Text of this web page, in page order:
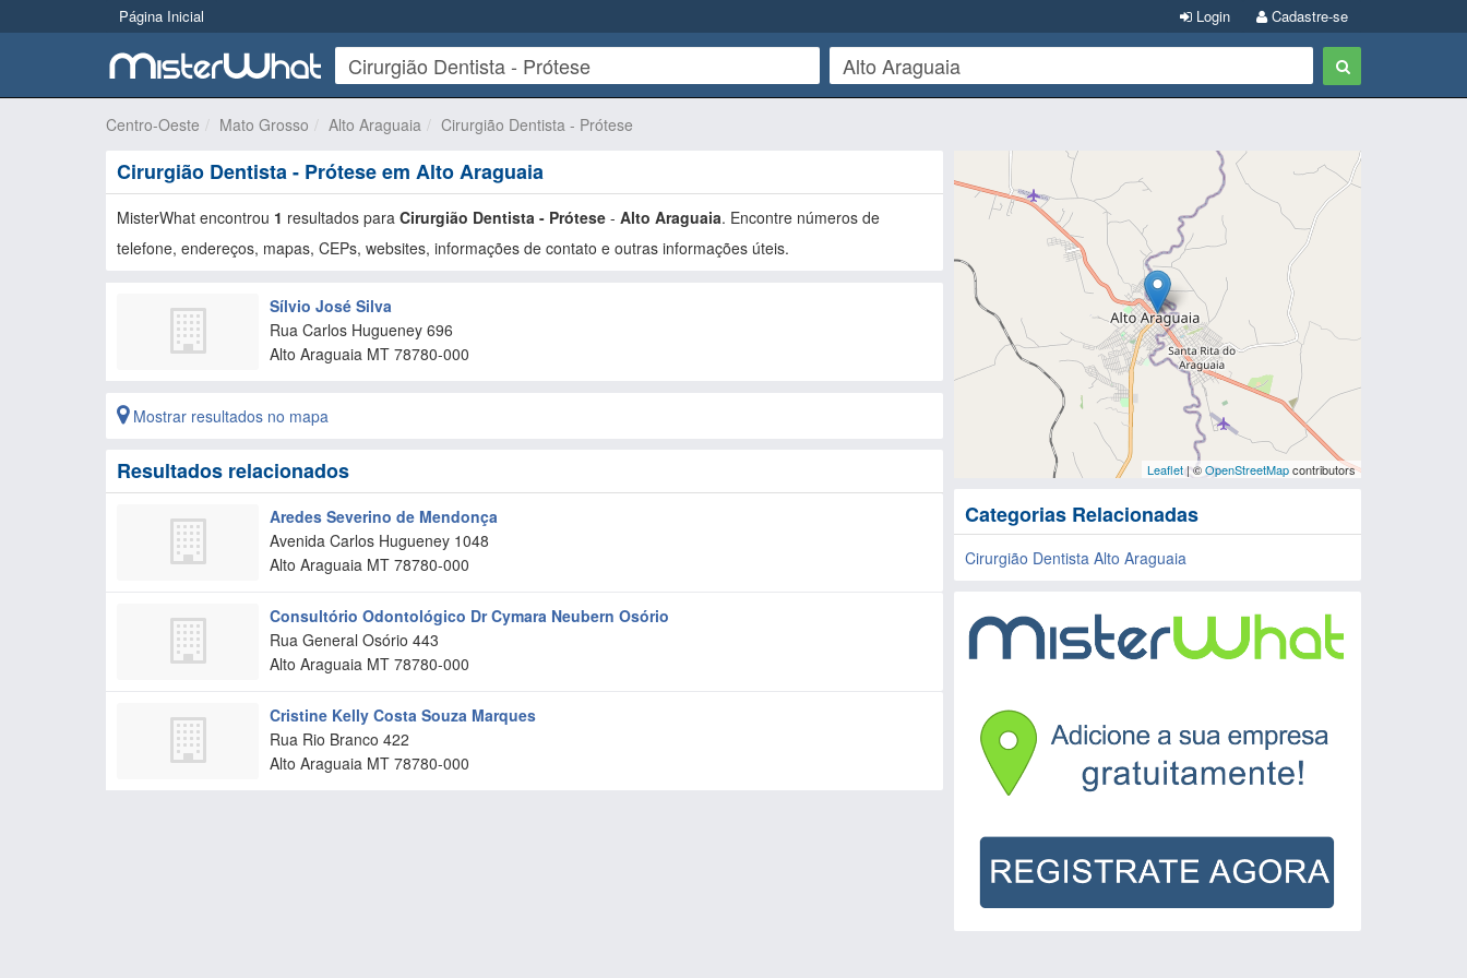
Página Inicial Cadastre-se
Login
Centro-Oeste Mato Grosso Alto Araguaia Cirurgião Dentista - Prótese
Cirurgião Dentista - Prótese em Alto Araguaia
MisterWhat encontrou 1 resultados para Cirurgião Dentista - Prótese - Alto Araguaia. Encontre números de
telefone, endereços, mapas, CEPs, websites, informações de contato e outras informações úteis.
Sílvio José Silva
Rua Carlos Hugueney 696
Alto Araguaia MT 78780-000
Mostrar resultados no mapa
Resultados relacionados
Aredes Severino de Mendonça
Avenida Carlos Hugueney 1048
Alto Araguaia MT 78780-000
Consultório Odontológico Dr Cymara Neubern Osório
Rua General Osório 443
Alto Araguaia MT 78780-000
Cristine Kelly Costa Souza Marques
Rua Rio Branco 422
Alto Araguaia MT 78780-000
Leaflet| ©OpenStreetMapcontributors
Categorias Relacionadas
Cirurgião Dentista Alto Araguaia